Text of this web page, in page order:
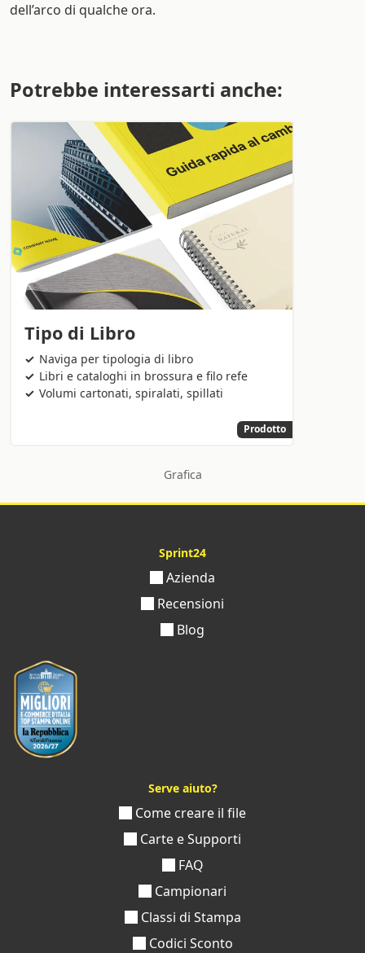
dell’arco di qualche ora.
Potrebbe interessarti anche:
Tipo di Libro
Naviga per tipologia di libro
Libri e cataloghi in brossura e filo refe
Volumi cartonati, spiralati, spillati
Prodotto
Grafica
Sprint24
Azienda
Recensioni
Blog
Serve aiuto?
Come creare il file
Carte e Supporti
FAQ
Campionari
Classi di Stampa
Codici Sconto